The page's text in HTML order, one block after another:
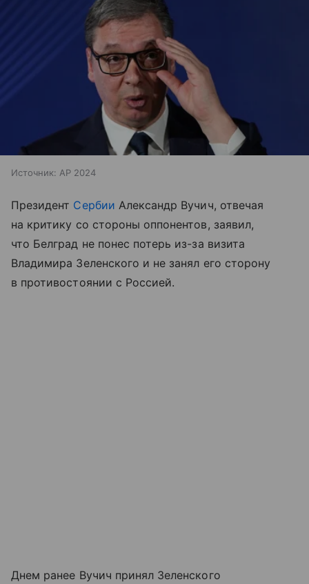
Источник: AP 2024
Президент Сербии Александр Вучич, отвечая
на критику со стороны оппонентов, заявил,
что Белград не понес потерь из-за визита
Владимира Зеленского и не занял его сторону
в противостоянии с Россией.
Днем ранее Вучич принял Зеленского